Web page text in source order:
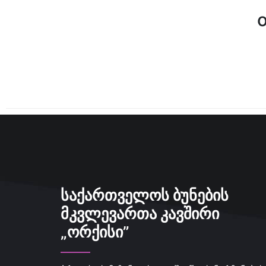
ᲡᲐᲥᲐᲠᲗᲕᲔᲚᲝᲡ ᲑᲣᲜᲔᲑᲘᲡ
ᲛᲙᲕᲚᲔᲕᲐᲠᲗᲐ ᲙᲐᲕᲨᲘᲠᲘ
„ᲝᲠᲥᲘᲡᲘ”